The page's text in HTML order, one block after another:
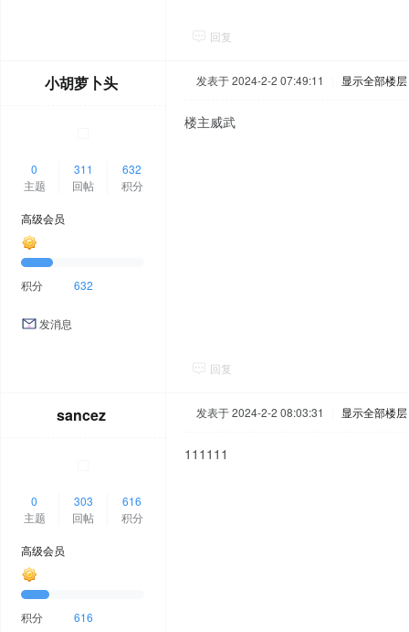
回复
小胡萝卜头
0
主题
311
回帖
632
积分
高级会员
积分 632
发消息
发表于 2024-2-2 07:49:11 显示全部楼层
楼主威武
回复
sancez
0
主题
303
回帖
616
积分
高级会员
积分 616
发表于 2024-2-2 08:03:31 显示全部楼层
111111